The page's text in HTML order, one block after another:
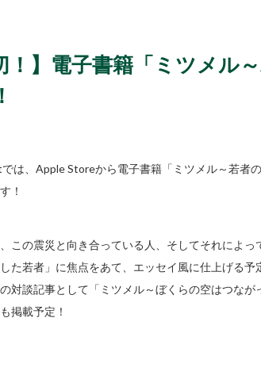
！】電子書籍「ミツメル
は、Apple Storeから電子書籍「ミツメル～若者
！
この震災と向き合っている人、そしてそれによっ
た若者」に焦点をあて、エッセイ風に仕上げる予
対談記事として「ミツメル～ぼくらの空はつなが
掲載予定！